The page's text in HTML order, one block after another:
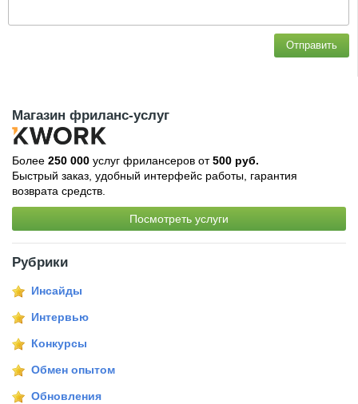
Отправить
Магазин фриланс-услуг
Более 250 000 услуг фрилансеров от500 руб.
Быстрый заказ, удобный интерфейс работы, гарантия
возврата средств.
Посмотреть услуги
Рубрики
Инсайды
Интервью
Конкурсы
Обмен опытом
Обновления